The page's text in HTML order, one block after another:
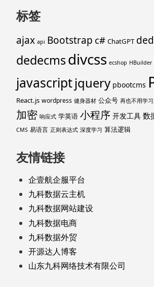
标签
ajax api Bootstrap c# ChatGPT
dedecmsdivcss ecshop HBuilder
javascriptjquery pbootcms
React.js wordpress 健身器材 公众号 再也不用学
加密 响应式 学英语 小程序 开发工具 数
CMS 易语言 正则表达式 深度学习 算法逻辑
友情链接
企壹航企服平台
九科数据云主机
九科数据网站建设
九科数据电商
九科数据外贸
开源达人博客
山东九科网络技术有限公司